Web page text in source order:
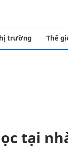
trường Thế
tại